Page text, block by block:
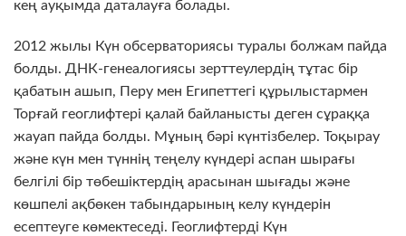
кең ауқымда даталауға болады.
2012 жылы Күн обсерваториясы туралы болжам пайда
болды. ДНК-генеалогиясы зерттеулердің тұтас бір
қабатын ашып, Перу мен Египеттегі құрылыстармен
Торғай геоглифтері қалай байланысты деген сұраққа
жауап пайда болды. Мұның бәрі күнтізбелер. Тоқырау
және күн мен түннің теңелу күндері аспан шырағы
белгілі бір төбешіктердің арасынан шығады және
көшпелі ақбөкен табындарының келу күндерін
есептеуге көмектеседі. Геоглифтерді Күн